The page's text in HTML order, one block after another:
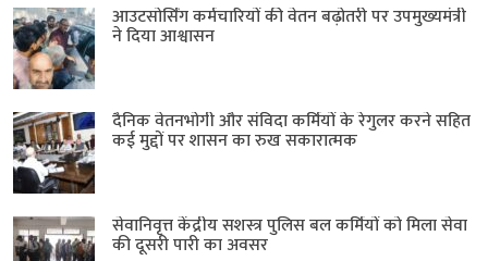
आउटसोर्सिंग कर्मचारियों की वेतन बढ़ोतरी पर उपमुख्यमंत्री
ने दिया आश्वासन
दैनिक वेतनभोगी और संविदा कर्मियों के रेगुलर करने सहित
कई मुद्दों पर शासन का रुख सकारात्मक
सेवानिवृत्त केंद्रीय सशस्त्र पुलिस बल ​कर्मियों को मिला सेवा
की दूसरी पारी का अवसर